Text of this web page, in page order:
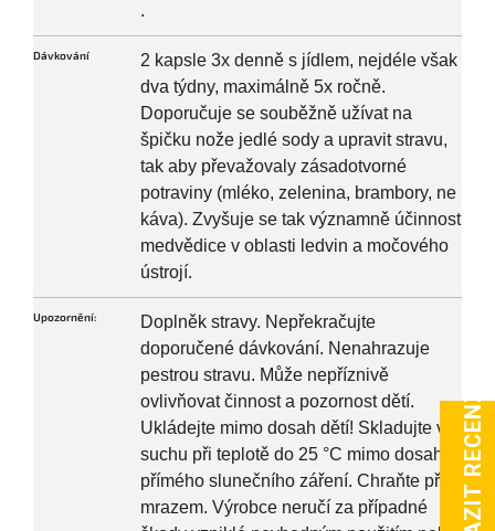
.
Dávkování
2 kapsle 3x denně s jídlem, nejdéle však
dva týdny, maximálně 5x ročně.
Doporučuje se souběžně užívat na
špičku nože jedlé sody a upravit stravu,
tak aby převažovaly zásadotvorné
potraviny (mléko, zelenina, brambory, ne
káva). Zvyšuje se tak významně účinnost
medvědice v oblasti ledvin a močového
ústrojí.
Upozornění:
Doplněk stravy. Nepřekračujte
doporučené dávkování. Nenahrazuje
pestrou stravu. Může nepříznivě
ovlivňovat činnost a pozornost dětí.
Ukládejte mimo dosah dětí! Skladujte v
suchu při teplotě do 25 °C mimo dosah
přímého slunečního záření. Chraňte před
mrazem. Výrobce neručí za případné